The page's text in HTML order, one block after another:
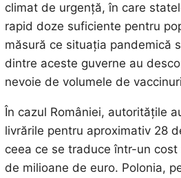
climat de urgență, în care
rapid doze suficiente pentru
măsură ce situația pandemică
dintre aceste guverne au
nevoie de volumele de
În cazul României, autoritățile
livrările pentru aproximativ 28
ceea ce se traduce într-un
de milioane de euro. Polonia,